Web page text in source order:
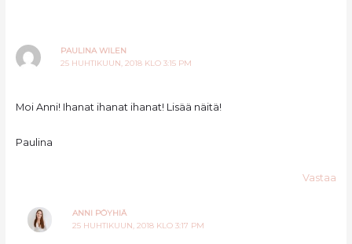
PAULINA WILEN
25 HUHTIKUUN, 2018 KLO 3:15 PM
Moi Anni! Ihanat ihanat ihanat! Lisää näitä!
Paulina
Vastaa
ANNI PÖYHIÄ
25 HUHTIKUUN, 2018 KLO 3:17 PM